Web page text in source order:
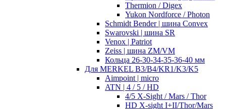
Thermion / Digex
Yukon Nordforce / Photon
Schmidt Bender | шина Convex
Swarovski | шина SR
Venox | Patriot
Zeiss | шина ZM/VM
Кольца 26-30-34-35-36-40 мм
Для MERKEL B3/B4/KR1/K3/K5
Aimpoint | micro
ATN | 4 / 5 / HD
4/5 X-Sight / Mars / Thor
HD X-sight I+II/Thor/Mars